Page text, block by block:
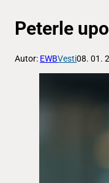
Peterle
Autor: EWBVesti08. 01.